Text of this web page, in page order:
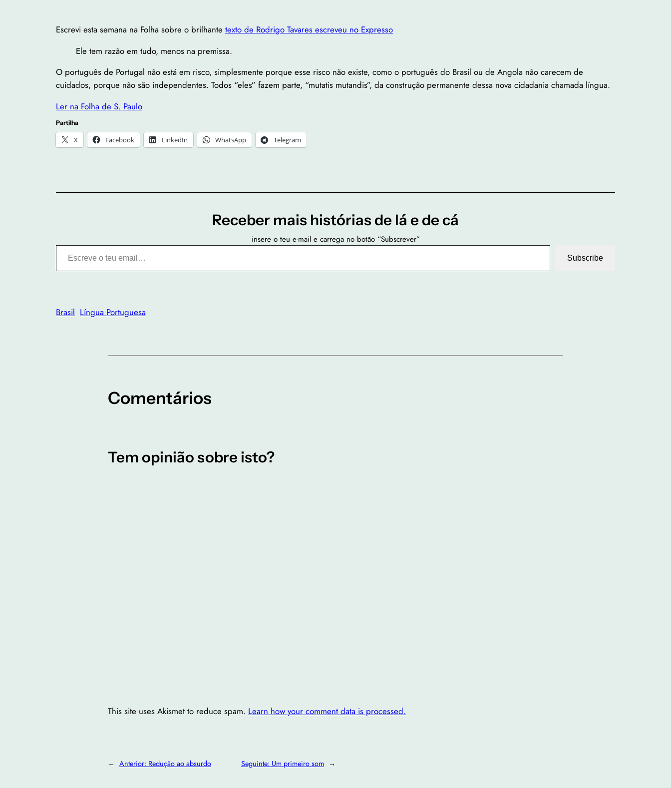
Escrevi esta semana na Folha sobre o brilhante texto de Rodrigo Tavares escreveu no Expresso
Ele tem razão em tudo, menos na premissa.
O português de Portugal não está em risco, simplesmente porque esse risco não existe, como o português do Brasil ou de Angola não carecem de
cuidados, porque não são independentes. Todos “eles” fazem parte, “mutatis mutandis”, da construção permanente dessa nova cidadania chamada língua.
Ler na Folha de S. Paulo
Partilha
X Facebook LinkedIn WhatsApp Telegram
Receber mais histórias de lá e de cá
insere o teu e-mail e carrega no botão “Subscrever”
Escreve o teu email…
Subscribe
Brasil Língua Portuguesa
Comentários
Tem opinião sobre isto?
This site uses Akismet to reduce spam. Learn how your comment data is processed.
← Anterior: Redução ao absurdo Seguinte: Um primeiro som →